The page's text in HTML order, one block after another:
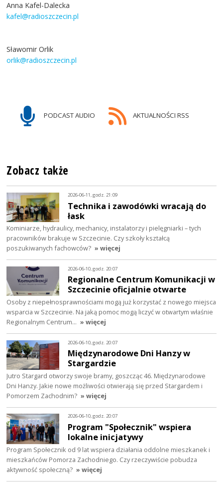
Anna Kafel-Dalecka
kafel@radioszczecin.pl
Sławomir Orlik
orlik@radioszczecin.pl
PODCAST AUDIO AKTUALNOŚCI RSS
Zobacz także
2026-06-11, godz. 21:09
Technika i zawodówki wracają do
łask
Kominiarze, hydraulicy, mechanicy, instalatorzy i pielęgniarki – tych
pracowników brakuje w Szczecinie. Czy szkoły kształcą
poszukiwanych fachowców? » więcej
2026-06-10, godz. 20:07
Regionalne Centrum Komunikacji w
Szczecinie oficjalnie otwarte
Osoby z niepełnosprawnościami mogą już korzystać z nowego miejsca
wsparcia w Szczecinie. Na jaką pomoc mogą liczyć w otwartym właśnie
Regionalnym Centrum… » więcej
2026-06-10, godz. 20:07
Międzynarodowe Dni Hanzy w
Stargardzie
Jutro Stargard otworzy swoje bramy, goszcząc 46. Międzynarodowe
Dni Hanzy. Jakie nowe możliwości otwierają się przed Stargardem i
Pomorzem Zachodnim? » więcej
2026-06-10, godz. 20:07
Program "Społecznik" wspiera
lokalne inicjatywy
Program Społecznik od 9 lat wspiera działania oddolne mieszkanek i
mieszkańców Pomorza Zachodniego. Czy rzeczywiście pobudza
aktywność społeczną? » więcej